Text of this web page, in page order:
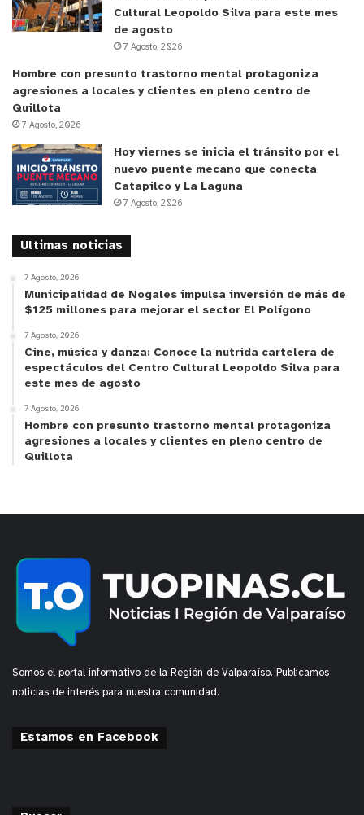
Cultural Leopoldo Silva para este mes
de agosto
7 Agosto, 2026
Hombre con presunto trastorno mental protagoniza
agresiones a locales y clientes en pleno centro de
Quillota
7 Agosto, 2026
Hoy viernes se inicia el tránsito por el
nuevo puente mecano que conecta
Catapilco y La Laguna
7 Agosto, 2026
Ultimas noticias
7 Agosto, 2026
Municipalidad de Nogales impulsa inversión de más de
$125 millones para mejorar el sector El Polígono
7 Agosto, 2026
Cine, música y danza: Conoce la nutrida cartelera de
espectáculos del Centro Cultural Leopoldo Silva para
este mes de agosto
7 Agosto, 2026
Hombre con presunto trastorno mental protagoniza
agresiones a locales y clientes en pleno centro de
Quillota
Somos el portal informativo de la Región de Valparaíso. Publicamos
noticias de interés para nuestra comunidad.
Estamos en Facebook